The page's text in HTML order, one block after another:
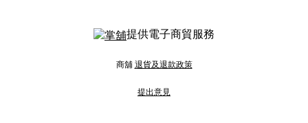
提供電子商貿服務
商舖 退貨及退款政策
提出意見